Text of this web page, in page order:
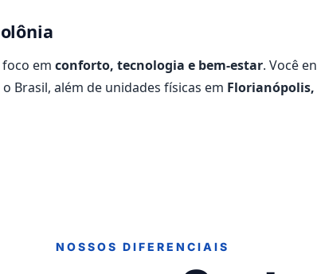
em conforto, tecnologia e bem-estar. Você
Brasil, além de unidades físicas em Florianópolis,
NOSSOS DIFERENCIAIS